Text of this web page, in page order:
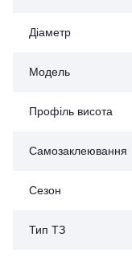
Діаметр
Модель
Профіль висота
Самозаклеювання
Сезон
Тип ТЗ